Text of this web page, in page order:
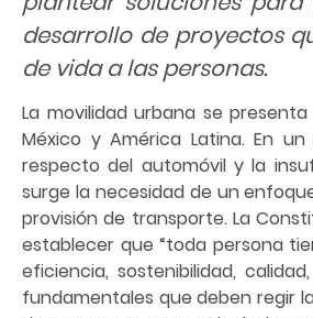
desarrollo de proyectos
de vida a las personas.
La movilidad urbana se
México y América Latina. En
respecto del automóvil y la
surge la necesidad de un
provisión de transporte. La
establecer que “toda persona
eficiencia, sostenibilidad,
fundamentales que deben regir